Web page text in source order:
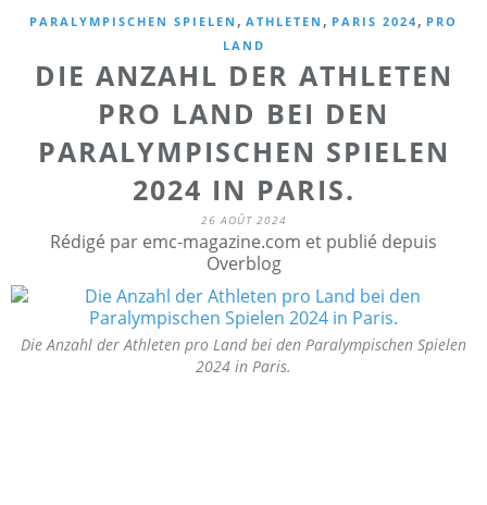
PARALYMPISCHEN SPIELEN , ATHLETEN , PARIS 2024 , PRO
LAND
DIE ANZAHL DER ATHLETEN
PRO LAND BEI DEN
PARALYMPISCHEN SPIELEN
2024 IN PARIS.
26 AOÛT 2024
Rédigé par emc-magazine.com et publié depuis
Overblog
Die Anzahl der Athleten pro Land bei den Paralympischen Spielen
2024 in Paris.